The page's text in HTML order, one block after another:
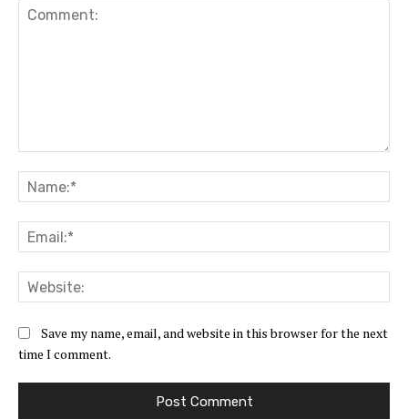
Save my name, email, and website in this browser for the next
time I comment.